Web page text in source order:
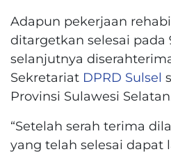
Adapun pekerjaan
ditargetkan selesai pada
selanjutnya
Sekretariat DPRD Sulsel
Provinsi Sulawesi
“Setelah serah terima
yang telah selesai dapat